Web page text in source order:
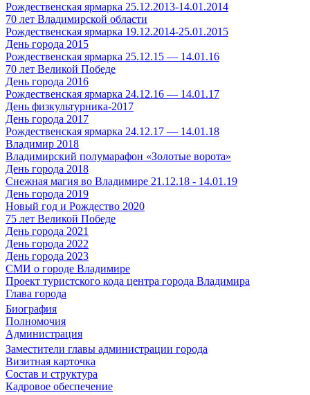
Рождественская ярмарка 25.12.2013-14.01.2014
70 лет Владимирской области
Рождественская ярмарка 19.12.2014-25.01.2015
День города 2015
Рождественская ярмарка 25.12.15 — 14.01.16
70 лет Великой Победе
День города 2016
Рождественская ярмарка 24.12.16 — 14.01.17
День физкультурника-2017
День города 2017
Рождественская ярмарка 24.12.17 — 14.01.18
Владимир 2018
Владимирский полумарафон «Золотые ворота»
День города 2018
Снежная магия во Владимире 21.12.18 - 14.01.19
День города 2019
Новый год и Рождество 2020
75 лет Великой Победе
День города 2021
День города 2022
День города 2023
СМИ о городе Владимире
Проект туристского кода центра города Владимира
Глава города
Биография
Полномочия
Администрация
Заместители главы администрации города
Визитная карточка
Состав и структура
Кадровое обеспечение